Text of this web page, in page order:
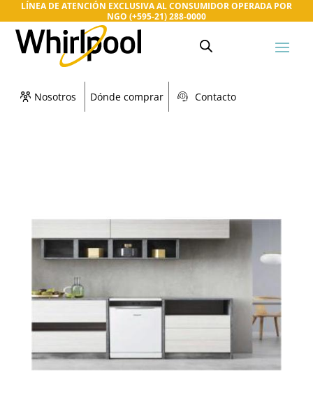
LÍNEA DE ATENCIÓN EXCLUSIVA AL CONSUMIDOR OPERADA POR
NGO (+595-21) 288-0000
Nosotros Dónde comprar Contacto